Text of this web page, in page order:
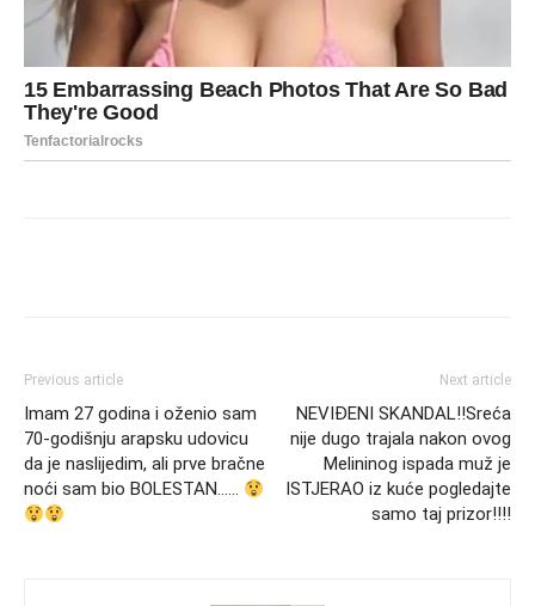
Previous article
Imam 27 godina i oženio sam
70-godišnju arapsku udovicu
da je naslijedim, ali prve bračne
noći sam bio BOLESTAN……
Next article
NEVIĐENI SKANDAL!!Sreća
nije dugo trajala nakon ovog
Melininog ispada muž je
ISTJERAO iz kuće pogledajte
samo taj prizor!!!!